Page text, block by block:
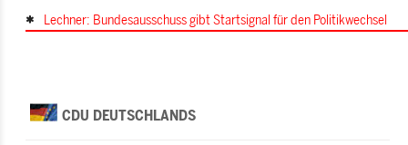
Lechner: Bundesausschuss gibt Startsignal für den Politikwechsel
CDU DEUTSCHLANDS